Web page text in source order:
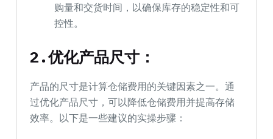
购量和交货时间，以确保库存的稳定性和可
控性。
2.优化产品尺寸：
产品的尺寸是计算仓储费用的关键因素之一。通
过优化产品尺寸，可以降低仓储费用并提高存储
效率。以下是一些建议的实操步骤：